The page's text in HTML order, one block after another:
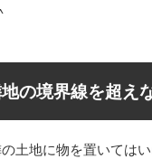
の境界線を超え
土地に物を置いては